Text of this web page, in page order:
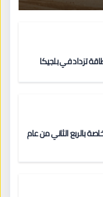
تزداد في بلجيكا
بالربع الثاني من عام